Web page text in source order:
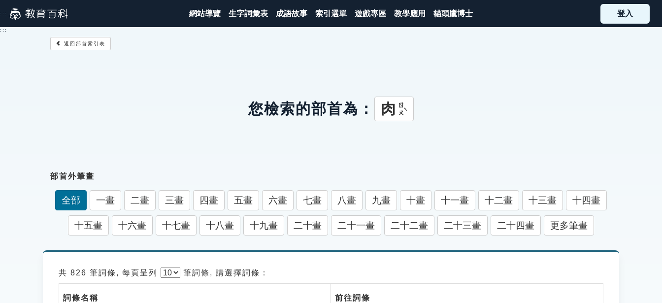
到
主
::: 網站導覽 生字詞彙表 成語故事 索引選單 遊戲專區 教學應用 貓頭鷹博士 登入
:::
返回部首索引表
您檢索的部首為： 肉 ㄖㄡˋ
部首外筆畫
全部 一畫 二畫 三畫 四畫 五畫 六畫 七畫 八畫 九畫 十畫 十一畫 十二畫 十三畫 十四畫
十五畫 十六畫 十七畫 十八畫 十九畫 二十畫 二十一畫 二十二畫 二十三畫 二十四畫 更多筆畫
共 826 筆詞條, 每頁呈列 筆詞條, 請選擇詞條：
詞條名稱 前往詞條